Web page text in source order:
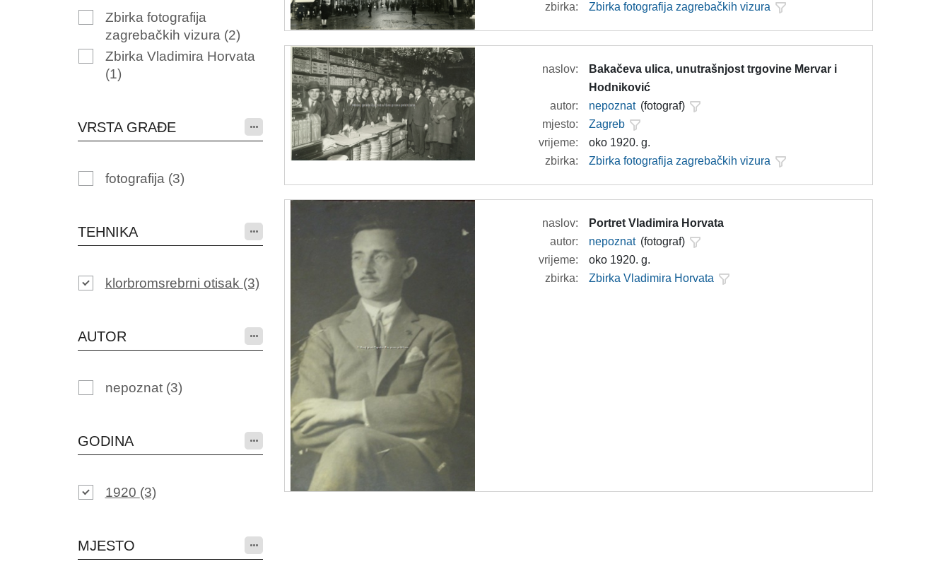
Zbirka fotografija
zagrebačkih vizura (2)
Zbirka Vladimira Horvata
(1)
VRSTA GRAĐE
fotografija (3)
TEHNIKA
klorbromsrebrni otisak (3)
AUTOR
nepoznat (3)
GODINA
1920 (3)
MJESTO
zbirka:
Zbirka fotografija zagrebačkih vizura
naslov:
Bakačeva ulica, unutrašnjost trgovine Mervar i
Hodniković
autor:
nepoznat (fotograf)
mjesto:
Zagreb
vrijeme:
oko 1920. g.
zbirka:
Zbirka fotografija zagrebačkih vizura
naslov:
Portret Vladimira Horvata
autor:
nepoznat (fotograf)
vrijeme:
oko 1920. g.
zbirka:
Zbirka Vladimira Horvata